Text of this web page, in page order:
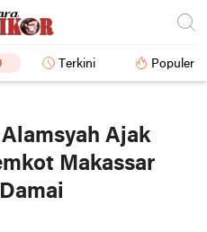
Terkini Populer
Ajak
Makassar